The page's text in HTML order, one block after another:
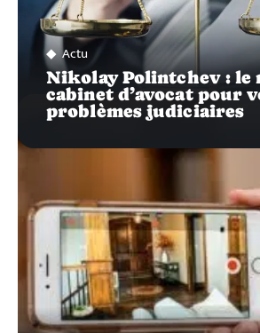
Actu
Nikolay Polintchev : le
cabinet d’avocat pour
problèmes judiciaires